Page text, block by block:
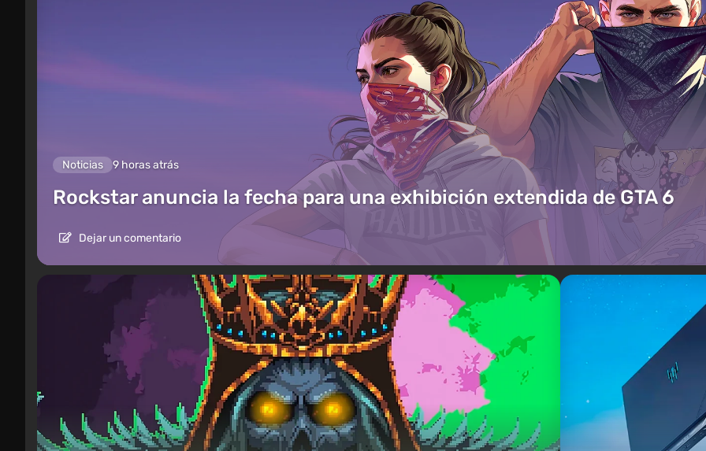
Noticias 9 horas atrás
Rockstar anuncia la fecha para una exhibición extendida de GTA 6
Dejar un comentario